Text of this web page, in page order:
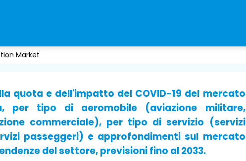
Market
quota e dell'impatto del COVID-19 del mercato
per tipo di aeromobile (aviazione militare,
commerciale), per tipo di servizio (servizi
passeggeri) e approfondimenti sul mercato
del settore, previsioni fino al 2033.